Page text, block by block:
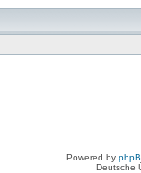
Powered by
Deutsche